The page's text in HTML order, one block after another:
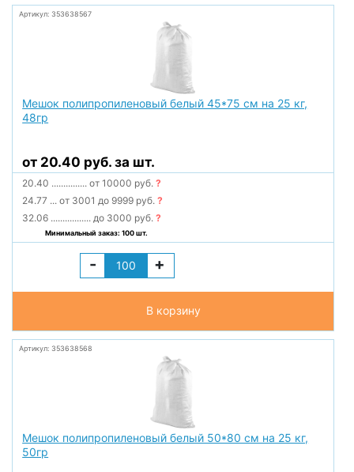
Артикул: 353638567
Мешок полипропиленовый белый 45*75 см на 25 кг,
48гр
от 20.40 руб. за шт.
20.40 ............... от 10000 руб.?
24.77 ... от 3001 до 9999 руб.?
32.06 ................. до 3000 руб.?
Минимальный заказ: 100 шт.
- +
В корзину
Артикул: 353638568
Мешок полипропиленовый белый 50*80 см на 25 кг,
50гр